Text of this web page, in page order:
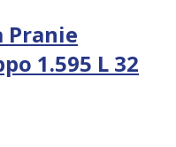
Pranie
1.595 L 32